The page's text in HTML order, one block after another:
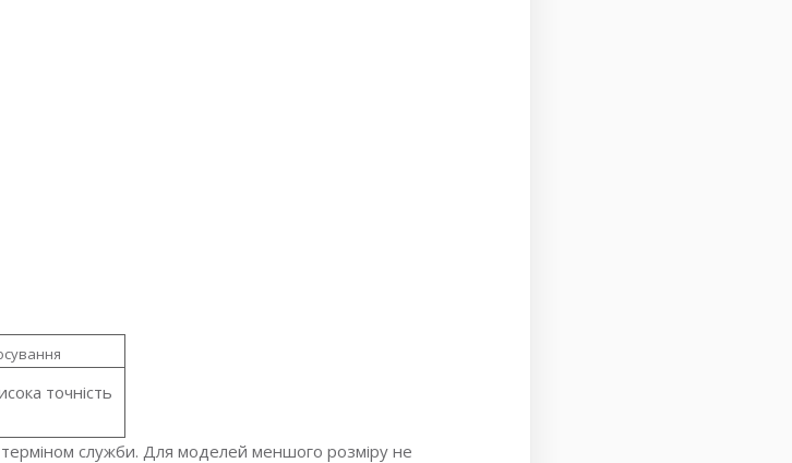
точність
служби. Для моделей меншого розміру не